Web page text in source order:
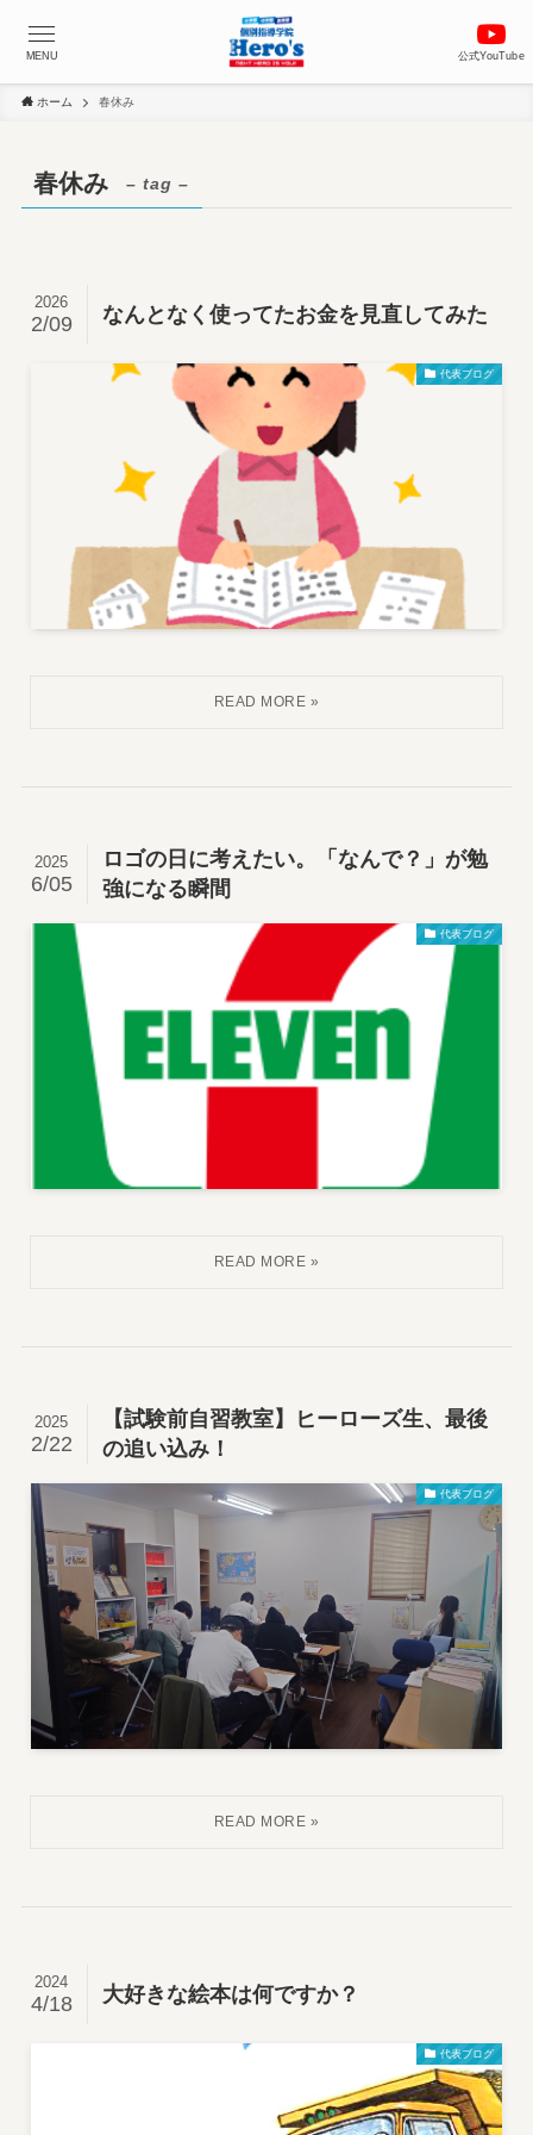
公式YouTube
MENU
ホーム 春休み
春休み – tag –
なんとなく使ってたお金を見直してみた
2026
2/09
代表ブログ
ロゴの日に考えたい。「なんで？」が勉
強になる瞬間
2025
6/05
代表ブログ
【試験前自習教室】ヒーローズ生、最後
の追い込み！
2025
2/22
代表ブログ
大好きな絵本は何ですか？
2024
4/18
代表ブログ